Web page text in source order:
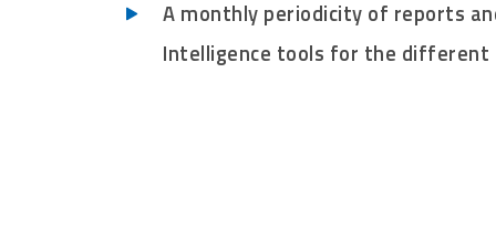
A monthly periodicity of reports
Intelligence tools for the